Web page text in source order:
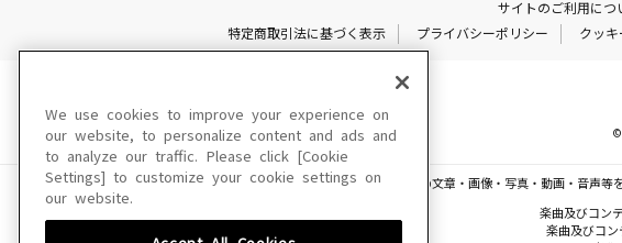
サイトのご利用につ
特定商取引法に基づく表示
プライバシーポリシー クッキ
©
このサイトに掲載されている一切の文章・画像・写真・動画・音声
楽曲及びコン
楽曲及びコン
We use cookies to improve your experience on
our website, to personalize content and ads and
to analyze our traffic. Please click [Cookie
Settings] to customize your cookie settings on
our website.